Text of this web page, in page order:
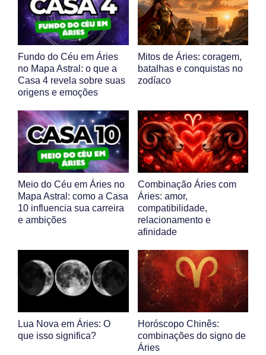
Fundo do Céu em Áries
no Mapa Astral: o que a
Casa 4 revela sobre suas
origens e emoções
Mitos de Áries: coragem,
batalhas e conquistas no
zodíaco
Meio do Céu em Áries no
Mapa Astral: como a Casa
10 influencia sua carreira
e ambições
Combinação Áries com
Áries: amor,
compatibilidade,
relacionamento e
afinidade
Lua Nova em Áries: O
que isso significa?
Horóscopo Chinês:
combinações do signo de
Áries